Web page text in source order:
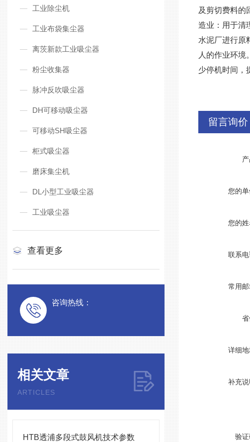
工业除尘机
工业布袋集尘器
离茨新款工业吸尘器
粉尘收集器
脉冲反吹吸尘器
DH可移动吸尘器
可移动SH吸尘器
柜式吸尘器
磨床集尘机
DL小型工业吸尘器
工业吸尘器
查看更多
咨询热线：
相关文章
ARTICLES
HTB透浦多段式鼓风机技术参数
及剪切费料的
造业：用于清
水泥厂进行原
人的作业环
少停机时间，
留言询价
产
您的单
您的姓
联系电
常用邮
省
详细地
补充说
验证